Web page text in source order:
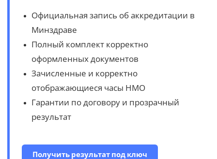
Официальная запись об аккредитации в
Минздраве
Полный комплект корректно
оформленных документов
Зачисленные и корректно
отображающиеся часы НМО
Гарантии по договору и прозрачный
результат
Получить результат под ключ